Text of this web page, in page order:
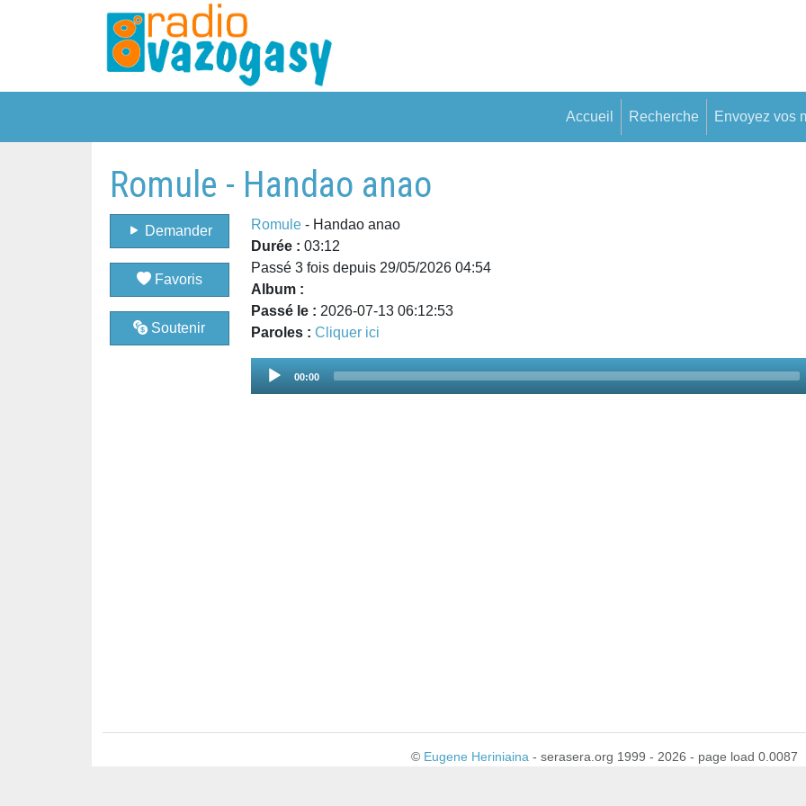
Accueil Recherche Envoyez vos
Romule - Handao anao
Demander
Favoris
Soutenir
Romule- Handao anao
Durée : 03:12
Passé 3 fois depuis 29/05/2026 04:54
Album :
Passé le : 2026-07-13 06:12:53
Paroles : Cliquer ici
Audio
00:00
© Eugene Heriniaina - serasera.org 1999 - 2026 - page load 0.0087